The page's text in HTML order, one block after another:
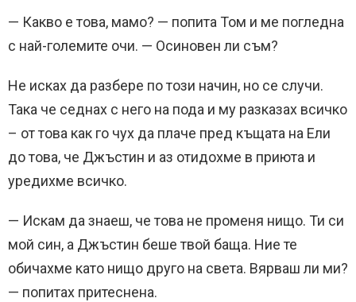
— Какво е това, мамо? — попита Том и ме погледна
с най-големите очи. — Осиновен ли съм?
Не исках да разбере по този начин, но се случи.
Така че седнах с него на пода и му разказах всичко
– от това как го чух да плаче пред къщата на Ели
до това, че Джъстин и аз отидохме в приюта и
уредихме всичко.
— Искам да знаеш, че това не променя нищо. Ти си
мой син, а Джъстин беше твой баща. Ние те
обичахме като нищо друго на света. Вярваш ли ми?
— попитах притеснена.